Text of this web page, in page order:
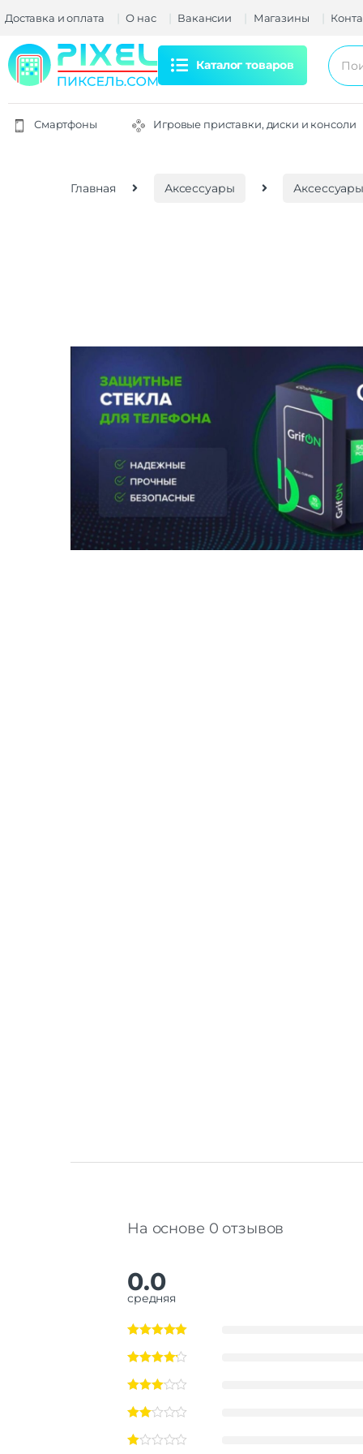
Доставка и оплата О нас Вакансии Магазины
Каталог товаров
Смартфоны Игровые приставки, диски и консоли
Главная Аксессуары
На основе 0 отзывов
0.0
средняя